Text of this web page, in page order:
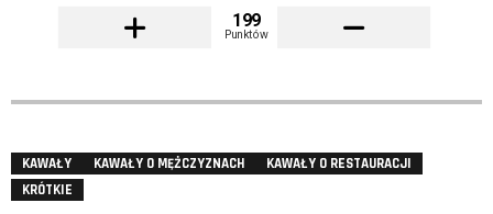
199
Punktów
KAWAŁY KAWAŁY O MĘŻCZYZNACH
KAWAŁY O RESTAURACJI
KRÓTKIE